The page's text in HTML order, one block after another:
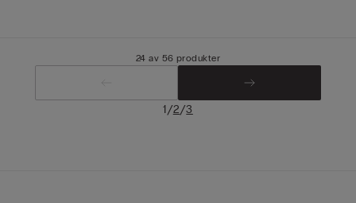
24 av 56 produkter
1/2/3